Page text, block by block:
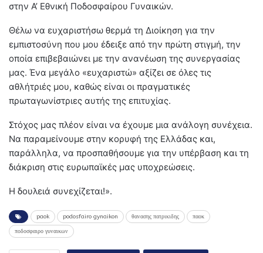
στην Α’ Εθνική Ποδοσφαίρου Γυναικών.
Θέλω να ευχαριστήσω θερμά τη Διοίκηση για την
εμπιστοσύνη που μου έδειξε από την πρώτη στιγμή, την
οποία επιβεβαιώνει με την ανανέωση της συνεργασίας
μας. Ένα μεγάλο «ευχαριστώ» αξίζει σε όλες τις
αθλήτριές μου, καθώς είναι οι πραγματικές
πρωταγωνίστριες αυτής της επιτυχίας.
Στόχος μας πλέον είναι να έχουμε μια ανάλογη συνέχεια.
Να παραμείνουμε στην κορυφή της Ελλάδας και,
παράλληλα, να προσπαθήσουμε για την υπέρβαση και τη
διάκριση στις ευρωπαϊκές μας υποχρεώσεις.
Η δουλειά συνεχίζεται!».
paok podosfairo gynaikon θανασης πατρικιδης παοκ
ποδοσφαιρο γυναικων